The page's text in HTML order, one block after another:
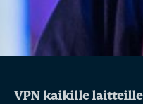
VPN kaikille laitteille